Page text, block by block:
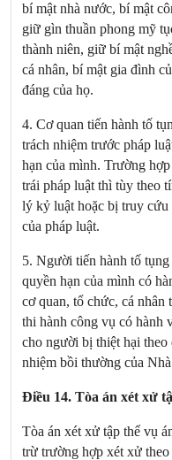
bí mật nhà nước, bí mật
giữ gìn thuần phong mỹ
thành niên, giữ bí mật
cá nhân, bí mật gia đình
đáng của họ.
4. Cơ quan tiến hành tố
trách nhiệm trước pháp
hạn của mình. Trường
trái pháp luật thì tùy theo
lý kỷ luật hoặc bị truy cứu
của pháp luật.
5. Người tiến hành tố
quyền hạn của mình có
cơ quan, tổ chức, cá
thi hành công vụ có hành
cho người bị thiệt hại theo
nhiệm bồi thường của
Điều 14. Tòa án xét xử
Tòa án xét xử tập thể vụ
trừ trường hợp xét xử